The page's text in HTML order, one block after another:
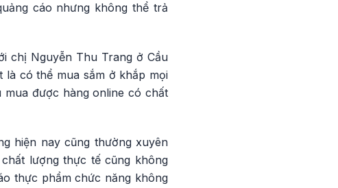
cáo nhưng không thể trả
chị Nguyễn Thu Trang ở Cầu
có thể mua sắm ở khắp mọi
được hàng online có chất
hiện nay cũng thường xuyên
lượng thực tế cũng không
thực phẩm chức năng không